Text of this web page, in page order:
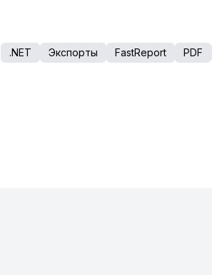
.NET Экспорты FastReport PDF